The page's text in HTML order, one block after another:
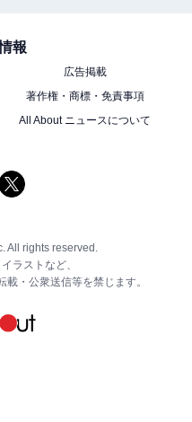
報
広告掲載
著作権・商標・免責事項
All About ニュースについて
All rights reserved.
ラストなど、
・公衆送信等を禁じます。